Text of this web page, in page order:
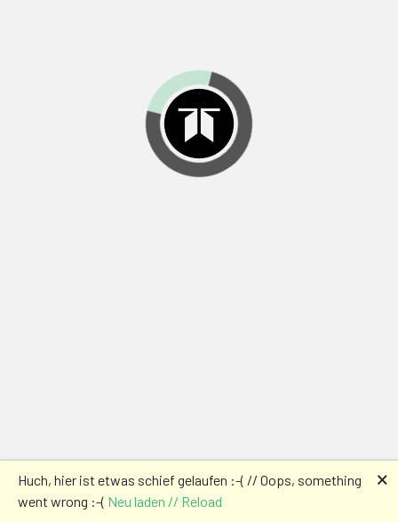
Huch, hier ist etwas schief gelaufen :-( // Oops, something
went wrong :-( Neu laden // Reload
🗙